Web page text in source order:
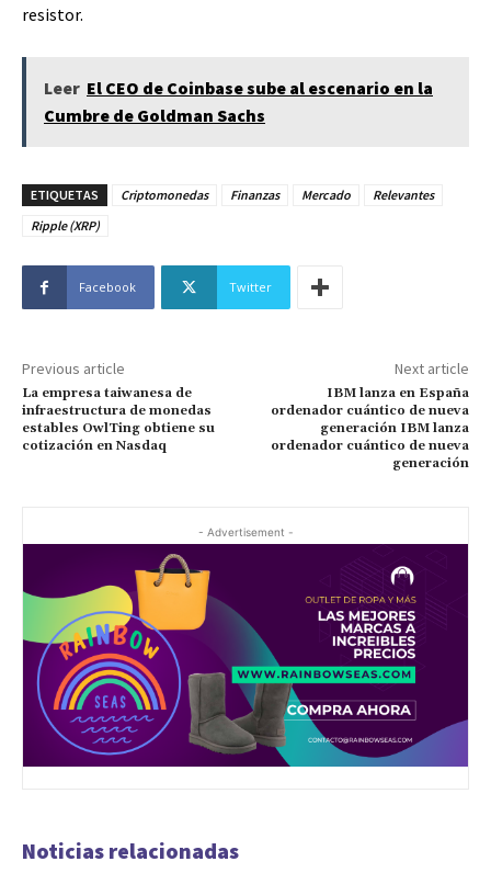
resistor.
Leer El CEO de Coinbase sube al escenario en la
Cumbre de Goldman Sachs
ETIQUETAS Criptomonedas Finanzas Mercado
Relevantes
Ripple (XRP)
Facebook Twitter
Previous article
La empresa taiwanesa de
infraestructura de monedas
estables OwlTing obtiene su
cotización en Nasdaq
Next article
IBM lanza en España
ordenador cuántico de nueva
generación IBM lanza
ordenador cuántico de nueva
generación
- Advertisement -
Noticias relacionadas